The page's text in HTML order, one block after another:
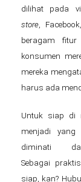
dilihat pada
store ,
beragam
konsumen
mereka
harus ada
Untuk siap di
menjadi yang
diminati
Sebagai
siap, kan?